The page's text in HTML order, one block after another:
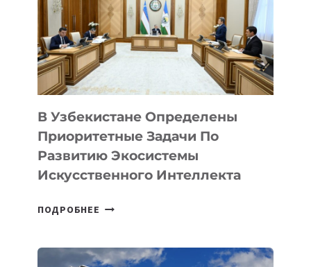
В Узбекистане Определены
Приоритетные Задачи По
Развитию Экосистемы
Искусственного Интеллекта
ПОДРОБНЕЕ
ПРИОРИТЕТНЫЕ